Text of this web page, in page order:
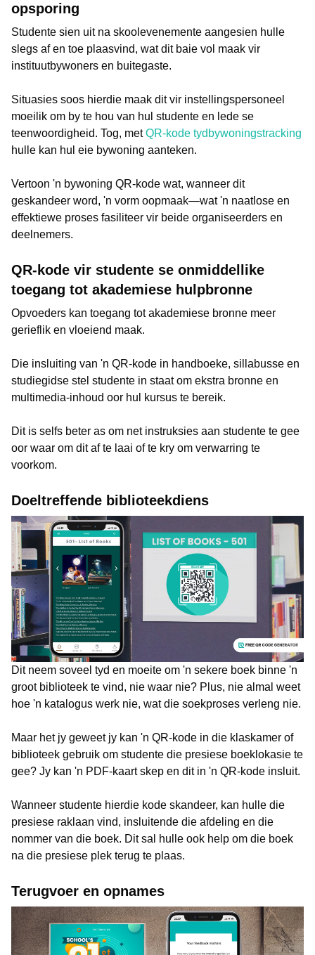
opsporing
Studente sien uit na skoolevenemente aangesien hulle
slegs af en toe plaasvind, wat dit baie vol maak vir
instituutbywoners en buitegaste.
Situasies soos hierdie maak dit vir instellingspersoneel
moeilik om by te hou van hul studente en lede se
teenwoordigheid. Tog, metQR-kode tydbywoningstracking
hulle kan hul eie bywoning aanteken.
Vertoon 'n bywoning QR-kode wat, wanneer dit
geskandeer word, 'n vorm oopmaak—wat 'n naatlose en
effektiewe proses fasiliteer vir beide organiseerders en
deelnemers.
QR-kode vir studente se onmiddellike
toegang tot akademiese hulpbronne
Opvoeders kan toegang tot akademiese bronne meer
gerieflik en vloeiend maak.
Die insluiting van 'n QR-kode in handboeke, sillabusse en
studiegidse stel studente in staat om ekstra bronne en
multimedia-inhoud oor hul kursus te bereik.
Dit is selfs beter as om net instruksies aan studente te gee
oor waar om dit af te laai of te kry om verwarring te
voorkom.
Doeltreffende biblioteekdiens
Dit neem soveel tyd en moeite om 'n sekere boek binne 'n
groot biblioteek te vind, nie waar nie? Plus, nie almal weet
hoe 'n katalogus werk nie, wat die soekproses verleng nie.
Maar het jy geweet jy kan 'n QR-kode in die klaskamer of
biblioteek gebruik om studente die presiese boeklokasie te
gee? Jy kan 'n PDF-kaart skep en dit in 'n QR-kode insluit.
Wanneer studente hierdie kode skandeer, kan hulle die
presiese raklaan vind, insluitende die afdeling en die
nommer van die boek. Dit sal hulle ook help om die boek
na die presiese plek terug te plaas.
Terugvoer en opnames